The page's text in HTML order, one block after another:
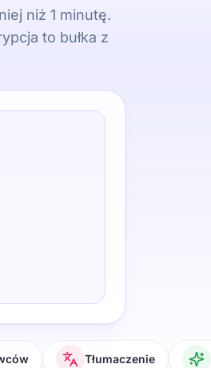
niż 1 minutę.
to bułka z
Tłumaczenie